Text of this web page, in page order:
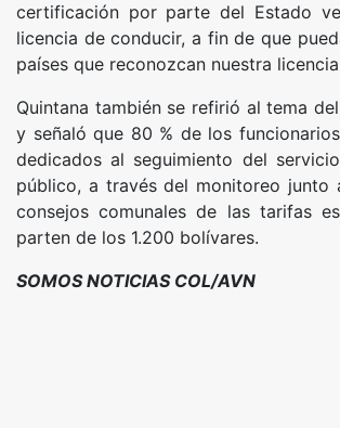
certificación por parte del Estado
licencia de conducir, a fin de que
países que reconozcan nuestra
Quintana también se refirió al tema
y señaló que 80 % de los
dedicados al seguimiento del
público, a través del monitoreo junto
consejos comunales de las tarifas
parten de los 1.200 bolívares.
SOMOS NOTICIAS COL/AVN